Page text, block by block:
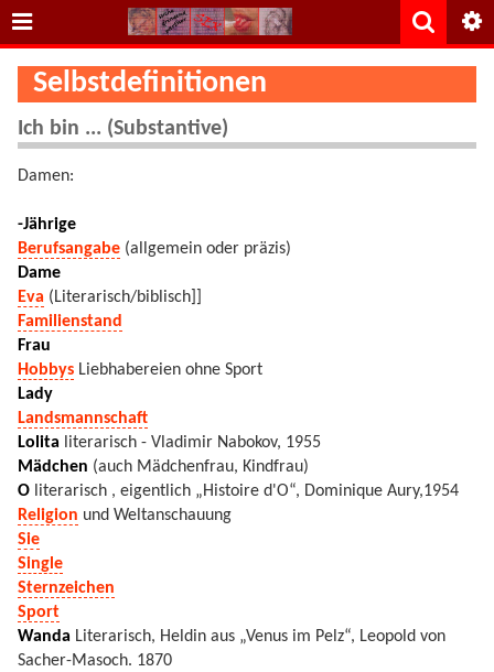
Selbstdefinitionen
Ich bin ... (Substantive)
Damen:
-Jährige
Berufsangabe (allgemein oder präzis)
Dame
Eva (Literarisch/biblisch]]
Familienstand
Frau
Hobbys Liebhabereien ohne Sport
Lady
Landsmannschaft
Lolita literarisch - Vladimir Nabokov, 1955
Mädchen (auch Mädchenfrau, Kindfrau)
O literarisch , eigentlich „Histoire d'O“, Dominique Aury,1954
Religion und Weltanschauung
Sie
Single
Sternzeichen
Sport
Wanda Literarisch, Heldin aus „Venus im Pelz“, Leopold von
Sacher-Masoch. 1870